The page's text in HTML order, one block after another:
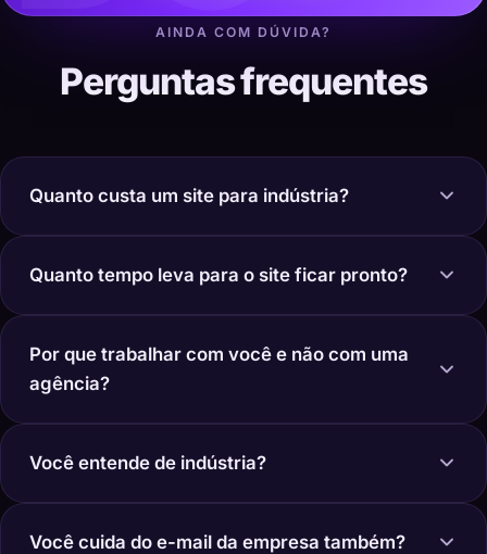
AINDA COM DÚVIDA?
Perguntas frequentes
Quanto custa um site para indústria?
Quanto tempo leva para o site ficar pronto?
Por que trabalhar com você e não com uma
agência?
Você entende de indústria?
Você cuida do e-mail da empresa também?